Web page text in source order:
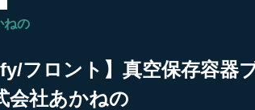
ねの
フロント】真空保存容
社あかねの